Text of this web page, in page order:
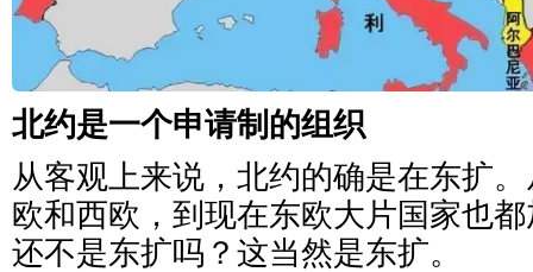
北约是一个申请制的组织
从客观上来说，北约的确是在东扩
欧和西欧，到现在东欧大片国家也
还不是东扩吗？这当然是东扩。